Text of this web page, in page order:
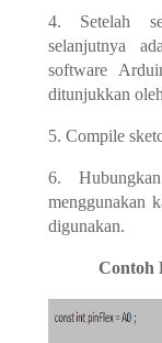
4. Setelah
selanjutnya
software
ditunjukkan
5. Compile
6.
menggunakan
digunakan.
Contoh